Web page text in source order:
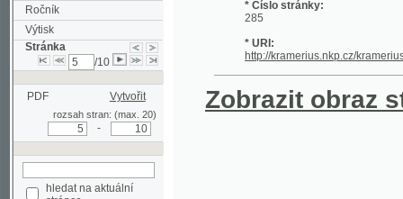
Výtisk
Stránka
PDF Vytvořit
rozsah stran: (max. 20)
stránce
Pokročilé vyhledávání
* URI:
Zobrazit obraz